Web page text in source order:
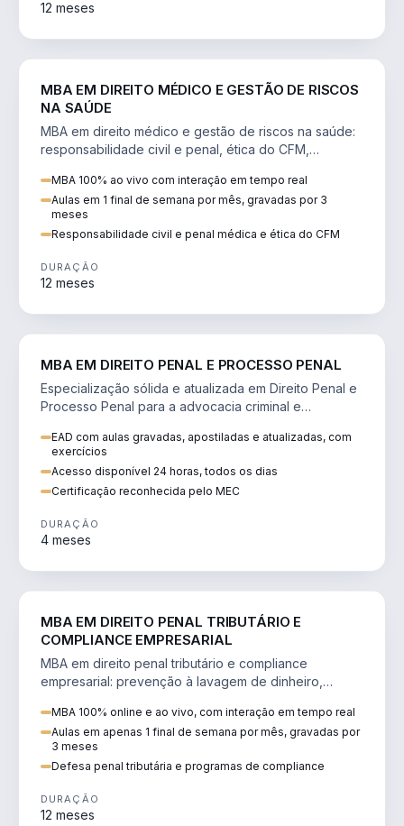
12 meses
MBA EM DIREITO MÉDICO E GESTÃO DE RISCOS
NA SAÚDE
MBA em direito médico e gestão de riscos na saúde:
responsabilidade civil e penal, ética do CFM,
MBA 100% ao vivo com interação em tempo real
Aulas em 1 final de semana por mês, gravadas por 3
meses
Responsabilidade civil e penal médica e ética do CFM
DURAÇÃO
12 meses
MBA EM DIREITO PENAL E PROCESSO PENAL
Especialização sólida e atualizada em Direito Penal e
Processo Penal para a advocacia criminal e
EAD com aulas gravadas, apostiladas e atualizadas, com
exercícios
Acesso disponível 24 horas, todos os dias
Certificação reconhecida pelo MEC
DURAÇÃO
4 meses
MBA EM DIREITO PENAL TRIBUTÁRIO E
COMPLIANCE EMPRESARIAL
MBA em direito penal tributário e compliance
empresarial: prevenção à lavagem de dinheiro,
MBA 100% online e ao vivo, com interação em tempo real
Aulas em apenas 1 final de semana por mês, gravadas por
3 meses
Defesa penal tributária e programas de compliance
DURAÇÃO
12 meses